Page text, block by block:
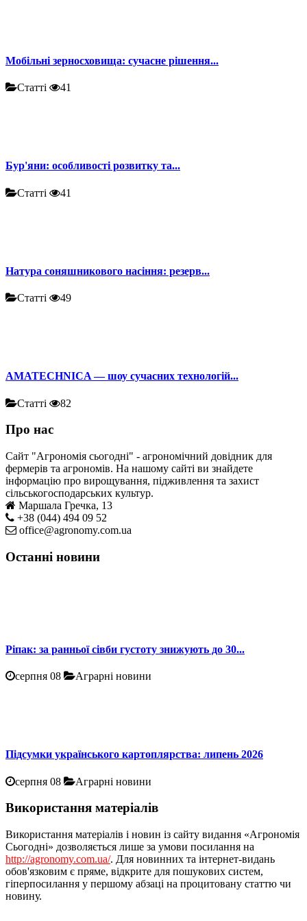
Мобільні зерносховища: сучасне рішення...
Статті 41
Бур'яни: особливості розвитку та...
Статті 41
Натура соняшникового насіння: резерв...
Статті 49
AMATECHNICA — шоу сучасних технологій...
Статті 82
Про нас
Сайт "Агрономія сьогодні" - агрономічний довідник для
фермерів та агрономів. На нашому сайті ви знайдете
інформацію про вирощування, підживлення та захист
сільськогосподарських культур.
Маршала Гречка, 13
+38 (044) 494 09 52
office@agronomy.com.ua
Останні новини
Ріпак: за ранньої сівби густоту знижують до 30...
серпня 08 Аграрні новини
Підсумки українського картоплярства: липень 2026
серпня 08 Аграрні новини
Використання матеріалів
Використання матеріалів і новин із сайту видання «Агрономія
Сьогодні» дозволяється лише за умови посилання на
http://agronomy.com.ua/. Для новинних та інтернет-видань
обов'язковим є пряме, відкрите для пошукових систем,
гіперпосилання у першому абзаці на процитовану статтю чи
новину.